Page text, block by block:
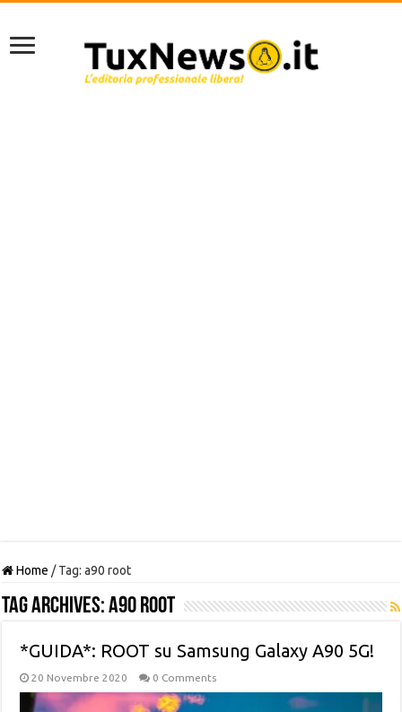
Home / Tag:a90 root
Tag Archives:a90 root
*GUIDA*: ROOT su Samsung Galaxy A90 5G!
20 Novembre 2020 0 Comments